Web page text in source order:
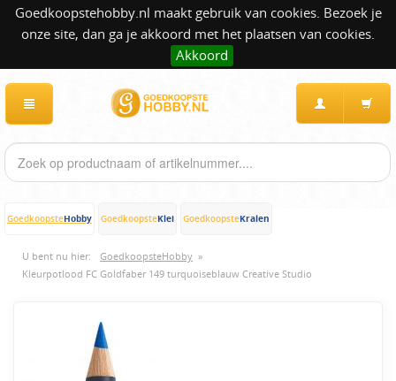
Goedkoopstehobby.nl maakt gebruik van cookies. Bezoek je
onze site, dan ga je akkoord met het plaatsen van cookies.
Akkoord
GoedkoopsteHobby GoedkoopsteKlei GoedkoopsteKralen
U bent nu hier: GoedkoopsteHobby »
Kleurpotlood FC Goldfaber 149 turquoiseblauw Creative Studio